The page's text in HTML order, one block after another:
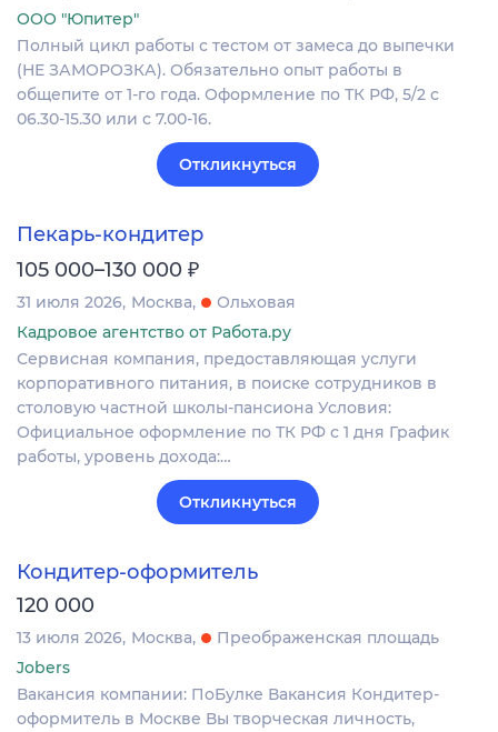
ООО "Юпитер"
Полный цикл работы с тестом от замеса до выпечки
(НЕ ЗАМОРОЗКА). Обязательно опыт работы в
общепите от 1-го года. Оформление по ТК РФ, 5/2 с
06.30-15.30 или с 7.00-16.
Откликнуться
Пекарь-кондитер
105 000–130 000 ₽
31 июля 2026 Москва
Ольховая
Кадровое агентство от Работа.ру
Сервисная компания, предоставляющая услуги
корпоративного питания, в поиске сотрудников в
столовую частной школы-пансиона Условия:
Официальное оформление по ТК РФ с 1 дня График
работы, уровень дохода:…
Откликнуться
Кондитер-оформитель
120 000
13 июля 2026 Москва
Преображенская площадь
Jobers
Вакансия компании: ПоБулке Вакансия Кондитер-
оформитель в Москве Вы творческая личность,